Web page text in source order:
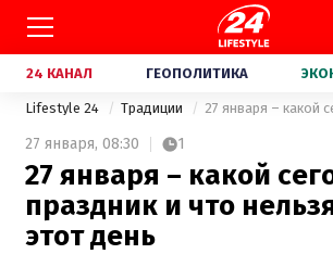
24 КАНАЛ ГЕОПОЛИТИКА
Lifestyle 24 Традиции
27 января, 08:30 1
27 января – какой
праздник и что
этот день